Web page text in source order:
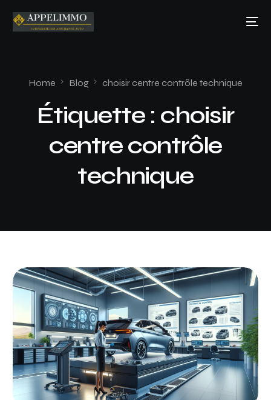
Home Blog choisir centre contrôle technique
Étiquette : choisir
centre contrôle
technique